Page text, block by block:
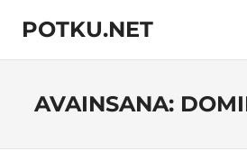
content
POTKU.NET
kamppailulajien
AVAINSANA: